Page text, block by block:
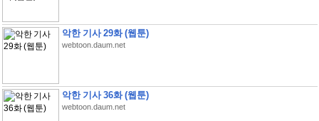
악한 기사 29화 (웹툰)
webtoon.daum.net
악한 기사 36화 (웹툰)
webtoon.daum.net